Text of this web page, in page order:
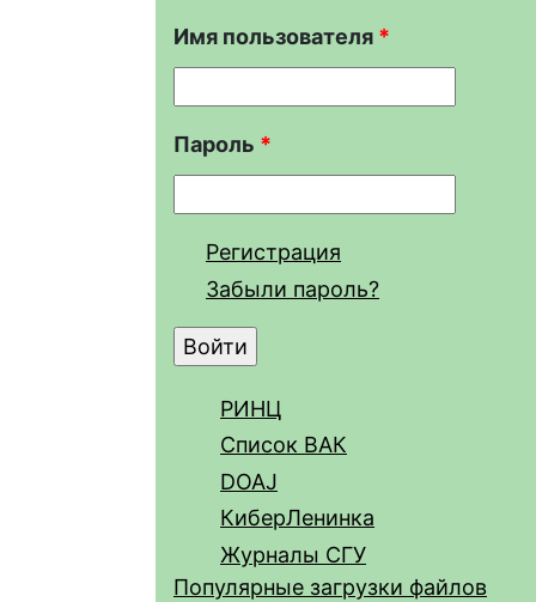
Имя пользователя *
Пароль *
Регистрация
Забыли пароль?
РИНЦ
Список ВАК
DOAJ
КиберЛенинка
Журналы СГУ
Популярные загрузки файлов